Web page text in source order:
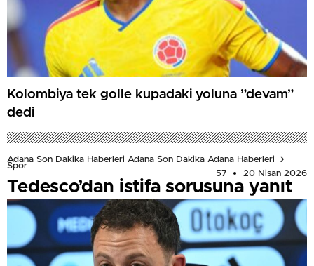
Kolombiya tek golle kupadaki yoluna ”devam”
dedi
Adana Son Dakika Haberleri Adana Son Dakika Adana Haberleri
Spor
57
20 Nisan 2026
Tedesco’dan istifa sorusuna yanıt